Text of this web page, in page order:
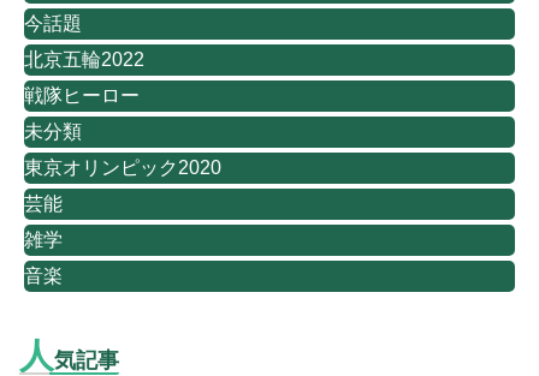
今話題
北京五輪2022
戦隊ヒーロー
未分類
東京オリンピック2020
芸能
雑学
音楽
人気記事